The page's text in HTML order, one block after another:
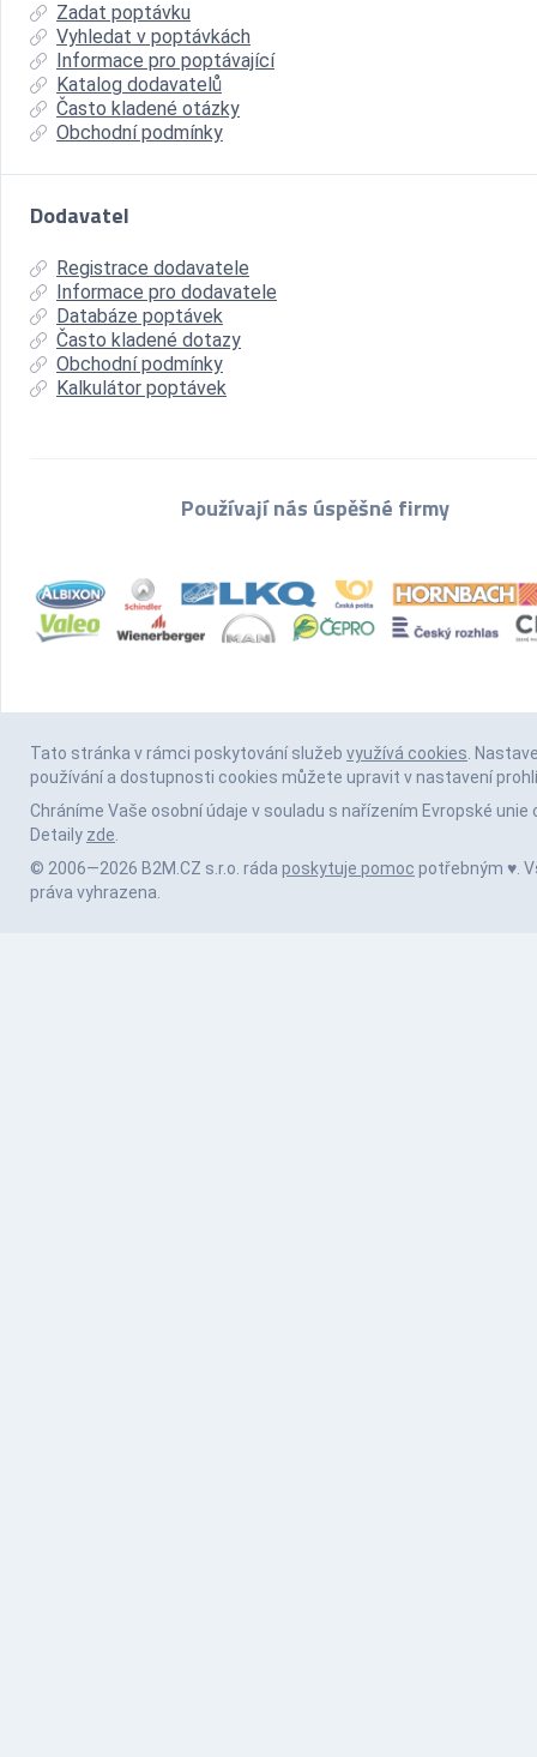
Zadat poptávku
Vyhledat v poptávkách
Informace pro poptávající
Katalog dodavatelů
Často kladené otázky
Obchodní podmínky
Dodavatel
Registrace dodavatele
Informace pro dodavatele
Databáze poptávek
Často kladené dotazy
Obchodní podmínky
Kalkulátor poptávek
Používají nás úspěšné firmy
Tato stránka v rámci poskytování služeb využívá cookies.
používání a dostupnosti cookies můžete upravit v nastavení
Chráníme Vaše osobní údaje v souladu s nařízením Evropské unie
Detaily zde.
© 2006—2026 B2M.CZ s.r.o. ráda poskytuje pomoc potřebným ♥️.
práva vyhrazena.